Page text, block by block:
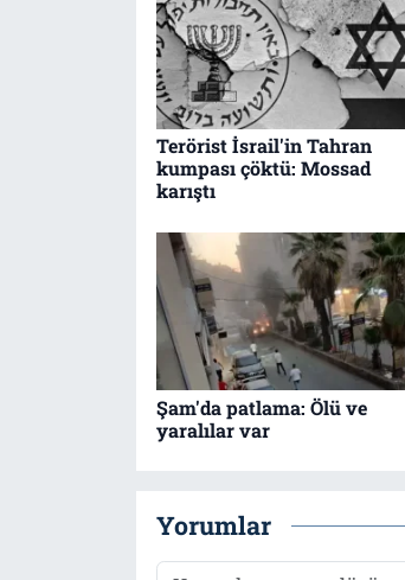
Terörist İsrail'in Tahran
kumpası çöktü: Mossad
karıştı
Şam'da patlama: Ölü ve
yaralılar var
Yorumlar